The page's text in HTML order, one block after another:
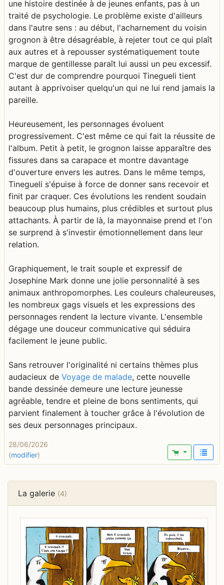
une histoire destinée à de jeunes enfants, pas à un
traité de psychologie. Le problème existe d'ailleurs
dans l'autre sens : au début, l'acharnement du voisin
grognon à être désagréable, à rejeter tout ce qui plaît
aux autres et à repousser systématiquement toute
marque de gentillesse paraît lui aussi un peu excessif.
C'est dur de comprendre pourquoi Tinegueli tient
autant à apprivoiser quelqu'un qui ne lui rend jamais la
pareille.
Heureusement, les personnages évoluent
progressivement. C'est même ce qui fait la réussite de
l'album. Petit à petit, le grognon laisse apparaître des
fissures dans sa carapace et montre davantage
d'ouverture envers les autres. Dans le même temps,
Tinegueli s'épuise à force de donner sans recevoir et
finit par craquer. Ces évolutions les rendent soudain
beaucoup plus humains, plus crédibles et surtout plus
attachants. À partir de là, la mayonnaise prend et l'on
se surprend à s'investir émotionnellement dans leur
relation.
Graphiquement, le trait souple et expressif de
Josephine Mark donne une jolie personnalité à ses
animaux anthropomorphes. Les couleurs chaleureuses,
les nombreux gags visuels et les expressions des
personnages rendent la lecture vivante. L'ensemble
dégage une douceur communicative qui séduira
facilement le jeune public.
Sans retrouver l'originalité ni certains thèmes plus
audacieux de Voyage de malade, cette nouvelle
bande dessinée demeure une lecture jeunesse
agréable, tendre et pleine de bons sentiments, qui
parvient finalement à toucher grâce à l'évolution de
ses deux personnages principaux.
28/06/2026
(modifier)
La galerie (4)